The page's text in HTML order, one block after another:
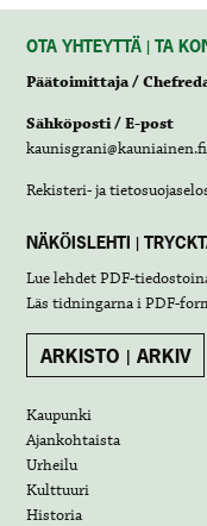
OTA YHTEYTTÄ | TA
Päätoimittaja /
Sähköposti / E-post
kaunisgrani@kauniainen.fi
Rekisteri- ja
NÄKÖISLEHTI |
Lue lehdetPDF-
Läs tidningarna iPDF-
ARKISTO | ARKIV
Kaupunki
Ajankohtaista
Urheilu
Kulttuuri
Historia